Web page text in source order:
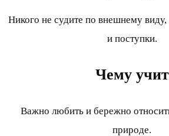
Никого не судите по внешнему виду,
и поступки.
Чему учит
Важно любить и бережно
природе.